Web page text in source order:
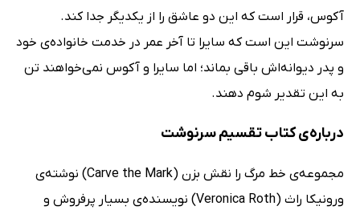
آکوس، قرار است که این دو عاشق را از یکدیگر جدا کند.
سرنوشت این است که سایرا تا آخر عمر در خدمت خانواده‌ی خود
و پدر دیوانه‌اش باقی بماند؛ اما سایرا و آکوس نمی‌خواهند تن
به این تقدیر شوم دهند.
درباره‌ی کتاب تقسیم سرنوشت
مجموعه‌ی خط مرگ را نقش بزن (Carve the Mark) نوشته‌ی
ورونیکا راث (Veronica Roth) نویسنده‌ی بسیار پرفروش و